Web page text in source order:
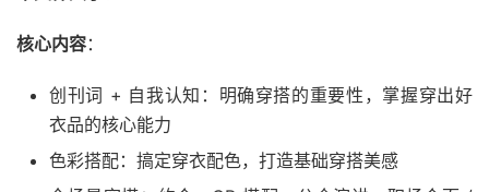
核心内容：
创刊词 + 自我认知：明确穿搭的重要性，掌握穿出好
衣品的核心能力
色彩搭配：搞定穿衣配色，打造基础穿搭美感